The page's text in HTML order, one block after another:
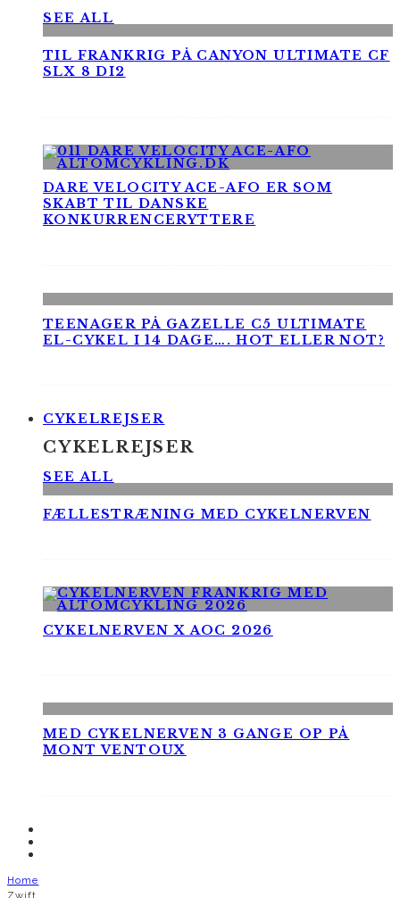
SEE ALL
TIL FRANKRIG PÅ CANYON ULTIMATE CF
SLX 8 DI2
DARE VELOCITY ACE-AFO ER SOM
SKABT TIL DANSKE
KONKURRENCERYTTERE
TEENAGER PÅ GAZELLE C5 ULTIMATE
EL-CYKEL I 14 DAGE…. HOT ELLER NOT?
CYKELREJSER
CYKELREJSER
SEE ALL
FÆLLESTRÆNING MED CYKELNERVEN
CYKELNERVEN X AOC 2026
MED CYKELNERVEN 3 GANGE OP PÅ
MONT VENTOUX
Home
Zwift